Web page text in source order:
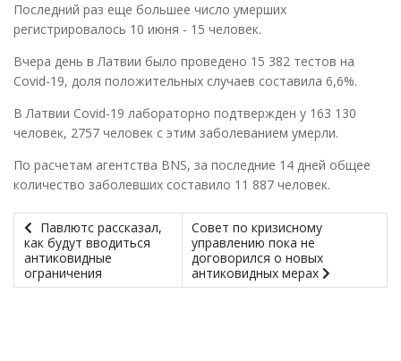
Последний раз еще большее число умерших
регистрировалось 10 июня - 15 человек.
Вчера день в Латвии было проведено 15 382 тестов на
Covid-19, доля положительных случаев составила 6,6%.
В Латвии Covid-19 лабораторно подтвержден у 163 130
человек, 2757 человек с этим заболеванием умерли.
По расчетам агентства BNS, за последние 14 дней общее
количество заболевших составило 11 887 человек.
Павлютс рассказал,
как будут вводиться
антиковидные
ограничения
Совет по кризисному
управлению пока не
договорился о новых
антиковидных мерах